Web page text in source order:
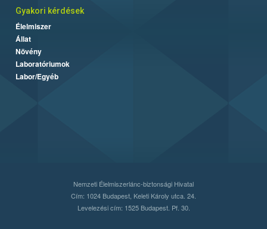
Gyakori kérdések
Élelmiszer
Állat
Növény
Laboratóriumok
Labor/Egyéb
Nemzeti Élelmiszerlánc-biztonsági Hivatal
Cím: 1024 Budapest, Keleti Károly utca. 24.
Levelezési cím: 1525 Budapest. Pf. 30.